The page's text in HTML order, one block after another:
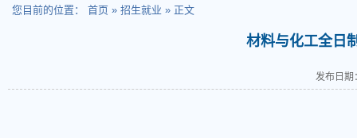
您目前的位置： 首页 » 招生就业 » 正文
材料与化工全日
发布日期